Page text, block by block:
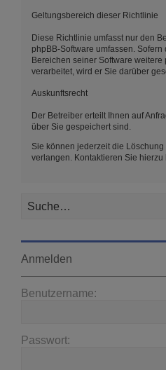
Geltungsbereich dieser Richtlinie
Diese Richtlinie umfasst nur den
phpBB-Software umfassen.
Bereichen seiner Software
verarbeitet, wird er Sie darüber
Auskunftsrecht
Der Betreiber erteilt Ihnen auf
über Sie gespeichert sind.
Sie können jederzeit die
verlangen. Kontaktieren Sie hierzu
Anmelden
Benutzername:
Passwort: